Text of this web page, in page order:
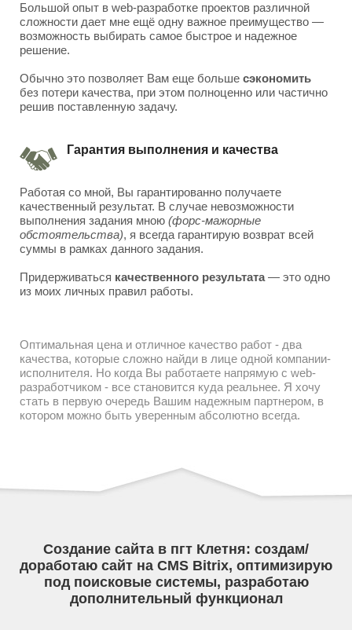
Большой опыт в web-разработке проектов различной
сложности дает мне ещё одну важное преимущество —
возможность выбирать самое быстрое и надежное
решение.
Обычно это позволяет Вам еще больше сэкономить
без потери качества, при этом полноценно или частично
решив поставленную задачу.
Гарантия выполнения и качества
Работая со мной, Вы гарантированно получаете
качественный результат. В случае невозможности
выполнения задания мною (форс-мажорные
обстоятельства), я всегда гарантирую возврат всей
суммы в рамках данного задания.
Придерживаться качественного результата— это одно
из моих личных правил работы.
Оптимальная цена и отличное качество работ - два
качества, которые сложно найди в лице одной компании-
исполнителя. Но когда Вы работаете напрямую с web-
разработчиком - все становится куда реальнее. Я хочу
стать в первую очередь Вашим надежным партнером, в
котором можно быть уверенным абсолютно всегда.
Создание сайта в пгт Клетня: создам/
доработаю сайт на CMS Bitrix, оптимизирую
под поисковые системы, разработаю
дополнительный функционал